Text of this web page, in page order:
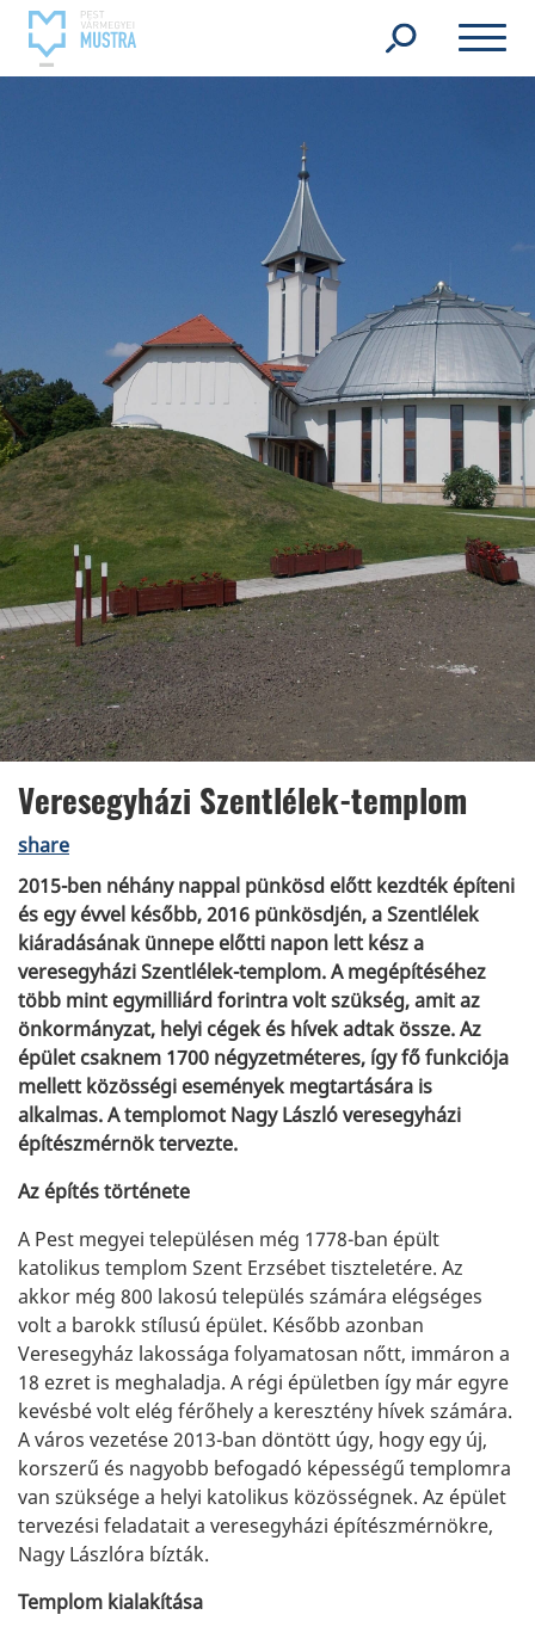
Veresegyházi Szentlélek-templom
share
2015-ben néhány nappal pünkösd előtt kezdték építeni
és egy évvel később, 2016 pünkösdjén, a Szentlélek
kiáradásának ünnepe előtti napon lett kész a
veresegyházi Szentlélek-templom. A megépítéséhez
több mint egymilliárd forintra volt szükség, amit az
önkormányzat, helyi cégek és hívek adtak össze. Az
épület csaknem 1700 négyzetméteres, így fő funkciója
mellett közösségi események megtartására is
alkalmas. A templomot Nagy László veresegyházi
építészmérnök tervezte.
Az építés története
A Pest megyei településen még 1778-ban épült
katolikus templom Szent Erzsébet tiszteletére. Az
akkor még 800 lakosú település számára elégséges
volt a barokk stílusú épület. Később azonban
Veresegyház lakossága folyamatosan nőtt, immáron a
18 ezret is meghaladja. A régi épületben így már egyre
kevésbé volt elég férőhely a keresztény hívek számára.
A város vezetése 2013-ban döntött úgy, hogy egy új,
korszerű és nagyobb befogadó képességű templomra
van szüksége a helyi katolikus közösségnek. Az épület
tervezési feladatait a veresegyházi építészmérnökre,
Nagy Lászlóra bízták.
Templom kialakítása